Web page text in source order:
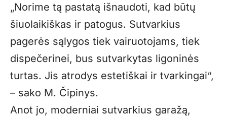
„Norime tą pastatą išnaudoti, kad būtų
šiuolaikiškas ir patogus. Sutvarkius
pagerės sąlygos tiek vairuotojams, tiek
dispečerinei, bus sutvarkytas ligoninės
turtas. Jis atrodys estetiškai ir tvarkingai“,
– sako M. Čipinys.
Anot jo, moderniai sutvarkius garažą,